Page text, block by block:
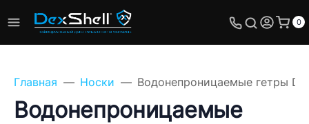
0
Главная Носки Водонепроницаемые гетры
Водонепроницаемые